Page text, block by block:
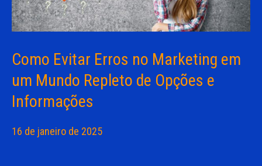
Como Evitar Erros no Marketing em
um Mundo Repleto de Opções e
Informações
16 de janeiro de 2025